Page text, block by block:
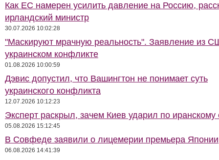
Как ЕС намерен усилить давление на Россию,
ирландский министр
30.07.2026 10:02:28
"Маскируют мрачную реальность". Заявление из
украинском конфликте
01.08.2026 10:00:59
Дэвис допустил, что Вашингтон не понимает суть
украинского конфликта
12.07.2026 10:12:23
Эксперт раскрыл, зачем Киев ударил по иранскому
05.08.2026 15:12:45
В Совфеде заявили о лицемерии премьера Японии
06.08.2026 14:41:39